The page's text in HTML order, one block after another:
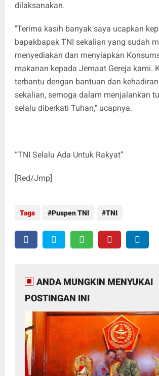
dilaksanakan.
"Terima kasih banyak saya ucapkan
bapakbapak TNI sekalian yang sudah
menyediakan dan menyiapkan
makanan kepada Jemaat Gereja kami.
terbantu dengan bantuan dan
sekalian, semoga dalam menjalankan
selalu diberkati Tuhan," ucapnya.
“TNI Selalu Ada Untuk Rakyat”
[Red/Jmp]
Tags Puspen TNI TNI
ANDA MUNGKIN MENYUKAI
POSTINGAN INI